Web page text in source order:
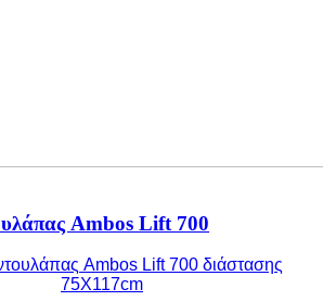
Ambos Lift 700
Ambos Lift 700 διάστασης
75Χ117cm